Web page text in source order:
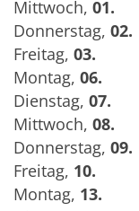
Mittwoch, 01.
Donnerstag, 02.
Freitag, 03.
Montag, 06.
Dienstag, 07.
Mittwoch, 08.
Donnerstag, 09.
Freitag, 10.
Montag, 13.